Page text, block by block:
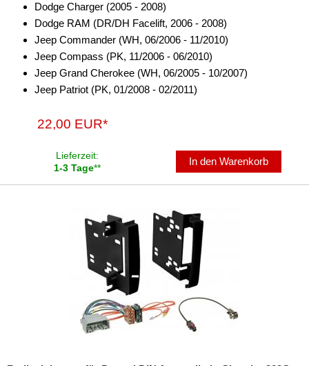
Entstörmaterial
Ersatzteile
Fahrzeughalter
Fernbedienungen
Freischaltmodule
Frequenzweichen
Lautsprecheradapter
Lautsprechereinbauset
Dodge Charger (2005 - 2008)
Dodge RAM (DR/DH Facelift, 2006 - 2008)
Jeep Commander (WH, 06/2006 - 11/2010)
Jeep Compass (PK, 11/2006 - 06/2010)
Jeep Grand Cherokee (WH, 06/2005 - 10/2007)
Jeep Patriot (PK, 01/2008 - 02/2011)
22,00 EUR*
Lieferzeit:
1-3 Tage**
In den Warenkorb